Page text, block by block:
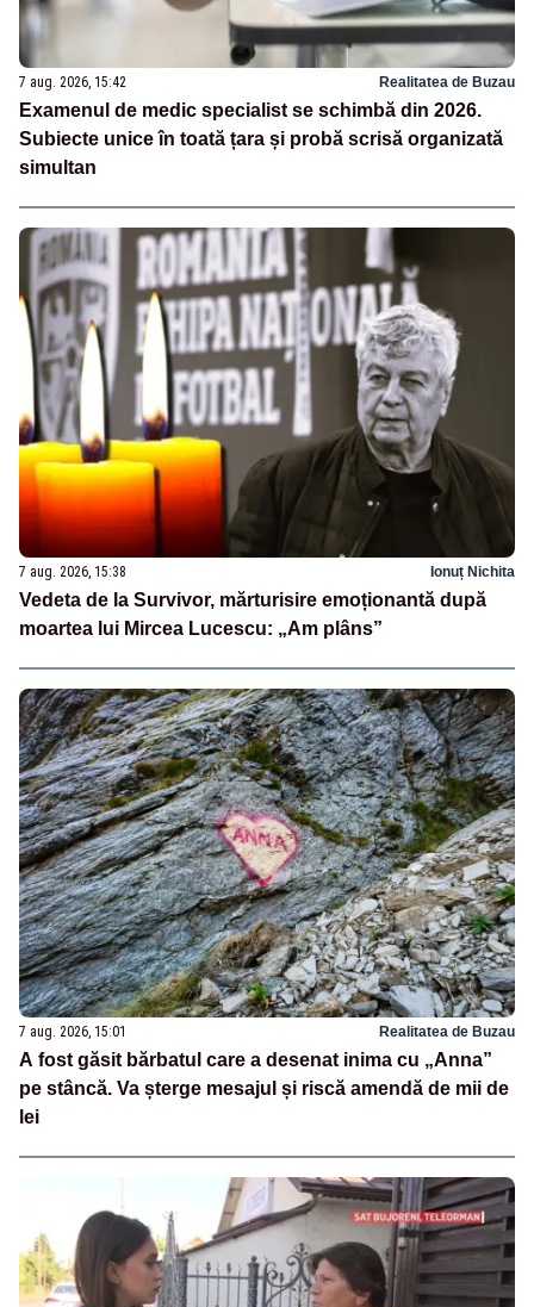
7 aug. 2026, 15:42 Realitatea de Buzau
Examenul de medic specialist se schimbă din 2026.
Subiecte unice în toată țara și probă scrisă organizată
simultan
7 aug. 2026, 15:38 Ionuț Nichita
Vedeta de la Survivor, mărturisire emoționantă după
moartea lui Mircea Lucescu: „Am plâns”
7 aug. 2026, 15:01 Realitatea de Buzau
A fost găsit bărbatul care a desenat inima cu „Anna”
pe stâncă. Va șterge mesajul și riscă amendă de mii de
lei